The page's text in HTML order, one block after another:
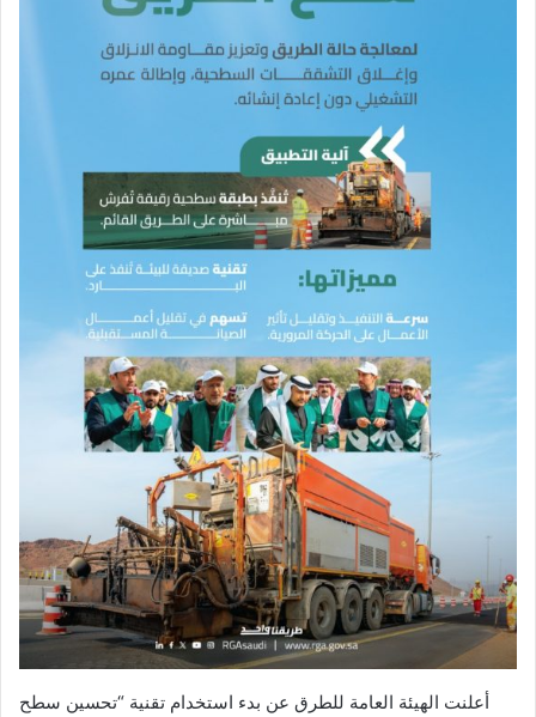
أعلنت الهيئة العامة للطرق عن بدء استخدام تقنية “تحسين سطح